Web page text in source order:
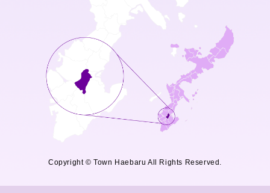
Copyright © Town Haebaru All Rights Reserved.